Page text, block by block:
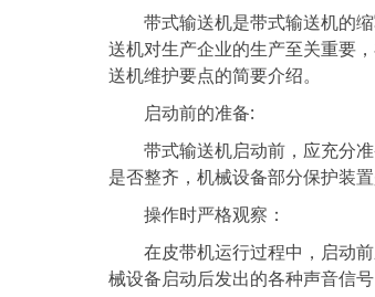
带式输送机是带式输送机的缩
送机对生产企业的生产至关重要
送机维护要点的简要介绍。
启动前的准备:
带式输送机启动前，应充分准
是否整齐，机械设备部分保护装
操作时严格观察：
在皮带机运行过程中，启动前
械设备启动后发出的各种声音信